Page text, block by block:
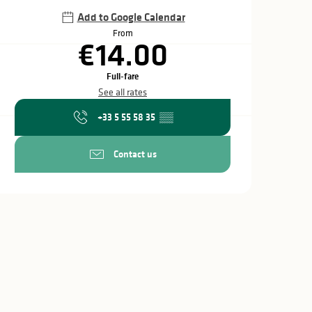
Add to Google Calendar
From
€14.00
Full-fare
See all rates
+33 5 55 58 35 ▒▒
Contact us